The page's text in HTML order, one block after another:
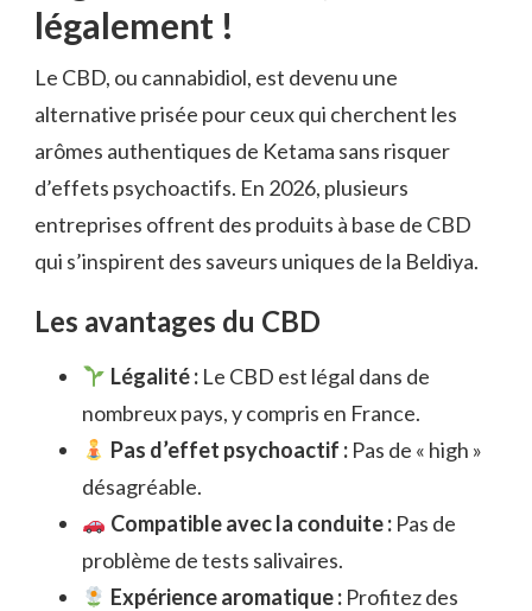
légalement !
Le CBD, ou cannabidiol, est devenu une
alternative prisée pour ceux qui cherchent les
arômes authentiques de Ketama sans risquer
d’effets psychoactifs. En 2026, plusieurs
entreprises offrent des produits à base de CBD
qui s’inspirent des saveurs uniques de la Beldiya.
Les avantages du CBD
Légalité :Le CBD est légal dans de
nombreux pays, y compris en France.
Pas d’effet psychoactif :Pas de « high »
désagréable.
Compatible avec la conduite :Pas de
problème de tests salivaires.
Expérience aromatique :Profitez des